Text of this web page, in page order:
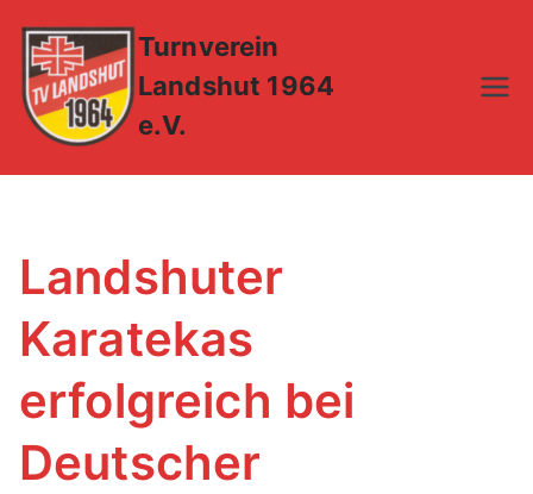
Inhalt
springen
Turnverein
Landshut 1964
e.V.
Landshuter
Karatekas
erfolgreich bei
Deutscher